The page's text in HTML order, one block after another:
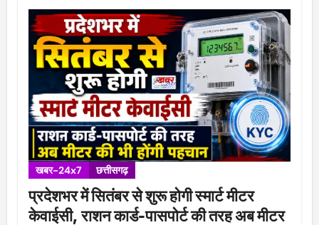
खबर-24x7 छत्तीसगढ़
प्रदेशभर में सितंबर से शुरू होगी स्मार्ट मीटर
केवाईसी, राशन कार्ड-पासपोर्ट की तरह अब मीटर